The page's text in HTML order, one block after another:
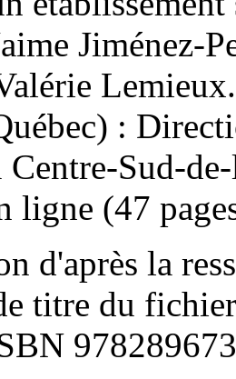
Jiménez-
:
Centre-Sud-
ligne (47
d'après la
titre du